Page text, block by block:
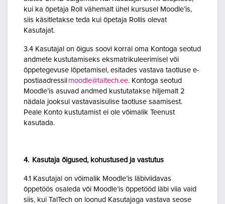
kui ka õpetaja Roll vähemalt ühel kursusel Moodle’is,
siis käsitletakse teda kui õpetaja Rollis olevat
Kasutajat.
3.4 Kasutajal on õigus soovi korral oma Kontoga seotud
andmete kustutamiseks eksmatrikuleerimisel või
õppetegevuse lõpetamisel, esitades vastava taotluse e-
postiaadressil moodle@taltech.ee. Kontoga seotud
Moodle’is asuvad andmed kustutatakse hiljemalt 2
nädala jooksul vastavasisulise taotluse saamisest.
Peale Konto kustutamist ei ole võimalik Teenust
kasutada.
4. Kasutaja õigused, kohustused ja vastutus
4.1 Kasutajal on võimalik Moodle’is läbiviidavas
õppetöös osaleda või Moodle’is õppetööd läbi viia vaid
siis, kui TalTech on loonud Kasutajaga vastava seose